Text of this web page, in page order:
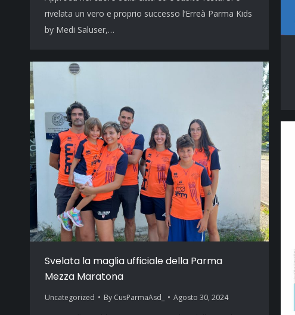
rivelata un vero e proprio successo l’Erreà Parma Kids
by Medi Saluser,…
Svelata la maglia ufficiale della Parma
Mezza Maratona
Uncategorized By CusParmaAsd_ Agosto 30, 2024